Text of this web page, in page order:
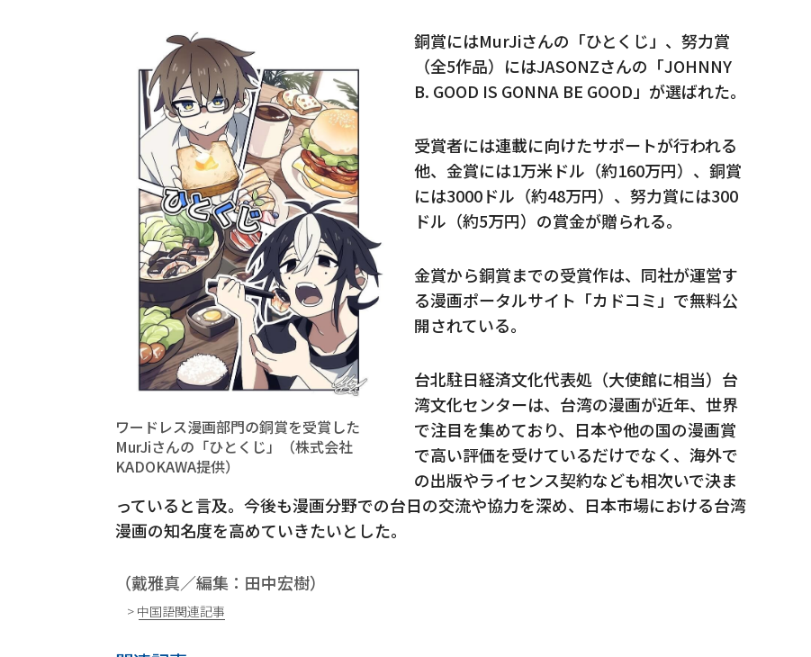
ワードレス漫画部門の銅賞を受賞した
MurJiさんの「ひとくじ」（株式会社
KADOKAWA提供）
銅賞にはMurJiさんの「ひとくじ」、努力賞
（全5作品）にはJASONZさんの「JOHNNY
B. GOOD IS GONNA BE GOOD」が選ばれた。
受賞者には連載に向けたサポートが行われる
他、金賞には1万米ドル（約160万円）、銅賞
には3000ドル（約48万円）、努力賞には300
ドル（約5万円）の賞金が贈られる。
金賞から銅賞までの受賞作は、同社が運営す
る漫画ポータルサイト「カドコミ」で無料公
開されている。
台北駐日経済文化代表処（大使館に相当）台
湾文化センターは、台湾の漫画が近年、世界
で注目を集めており、日本や他の国の漫画賞
で高い評価を受けているだけでなく、海外で
の出版やライセンス契約なども相次いで決ま
っていると言及。今後も漫画分野での台日の交流や協力を深め、日本市場における台湾
漫画の知名度を高めていきたいとした。
（戴雅真／編集：田中宏樹）
> 中国語関連記事